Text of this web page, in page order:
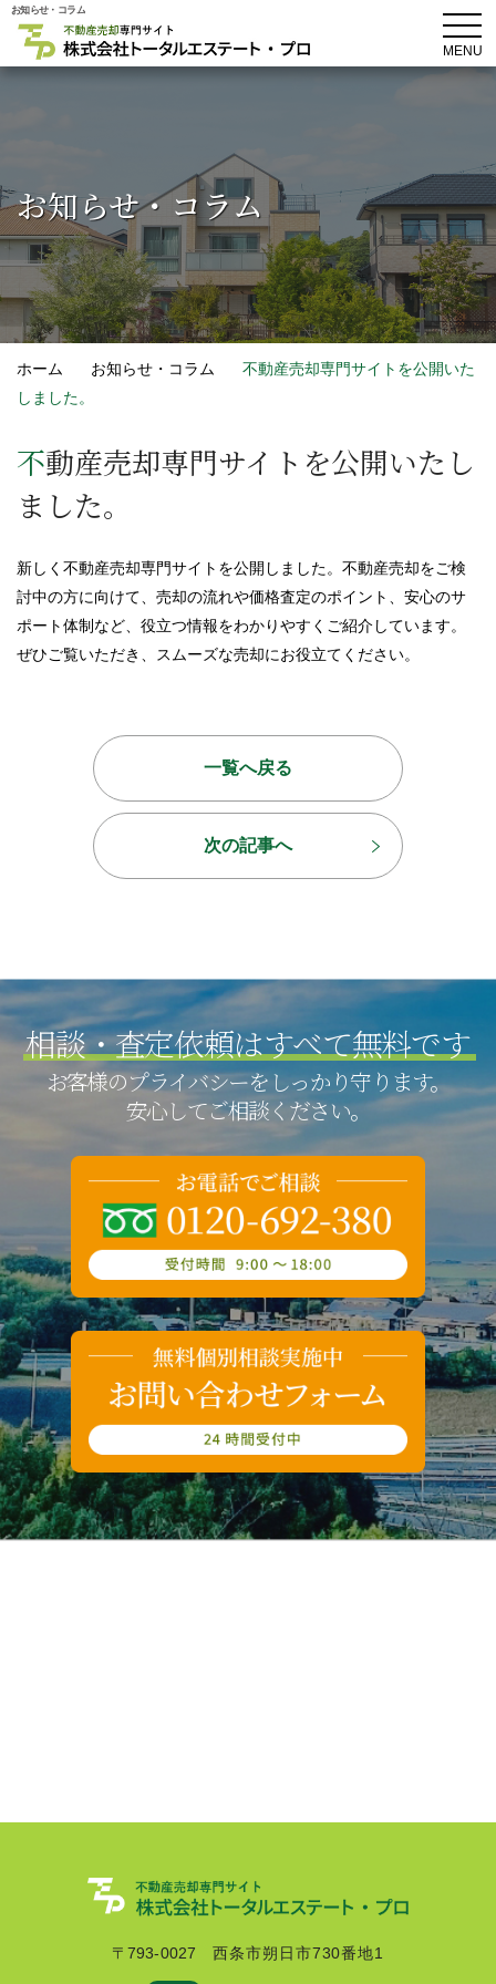
お知らせ・コラム
MENU
お知らせ・コラム
ホーム お知らせ・コラム
不動産売却専門サイトを公開いた
しました。
不動産売却専門サイトを公開いたし
ました。
新しく不動産売却専門サイトを公開しました。不動産売却をご検
討中の方に向けて、売却の流れや価格査定のポイント、安心のサ
ポート体制など、役立つ情報をわかりやすくご紹介しています。
ぜひご覧いただき、スムーズな売却にお役立てください。
一覧へ戻る
次の記事へ
相談・査定依頼はすべて無料です
お客様のプライバシーをしっかり守ります。
安心してご相談ください。
〒793-0027 西条市朔日市730番地1